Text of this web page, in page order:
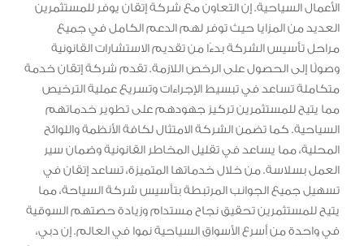
الأعمال السياحية. إن التعاون مع شركة إتقان يوفر للمستثمرين
العديد من المزايا حيث توفر لهم الدعم الكامل في جميع
مراحل تأسيس الشركة بدءًا من تقديم الاستشارات القانونية
وصولًا إلى الحصول على الرخص اللازمة. تقدم شركة إتقان خدمة
متكاملة تساعد في تبسيط الإجراءات وتسريع عملية الترخيص
مما يتيح للمستثمرين تركيز جهودهم على تطوير خدماتهم
السياحية. كما تضمن الشركة الامتثال لكافة الأنظمة واللوائح
المحلية، مما يساعد في تقليل المخاطر القانونية وضمان سير
العمل بسلاسة. من خلال خدماتها المتميزة، تساعد إتقان في
تسهيل جميع الجوانب المرتبطة بتأسيس شركة السياحة، مما
يتيح للمستثمرين تحقيق نجاح مستدام وزيادة حصتهم السوقية
في واحدة من أسرع الأسواق السياحية نموا في العالم. إن دبي،